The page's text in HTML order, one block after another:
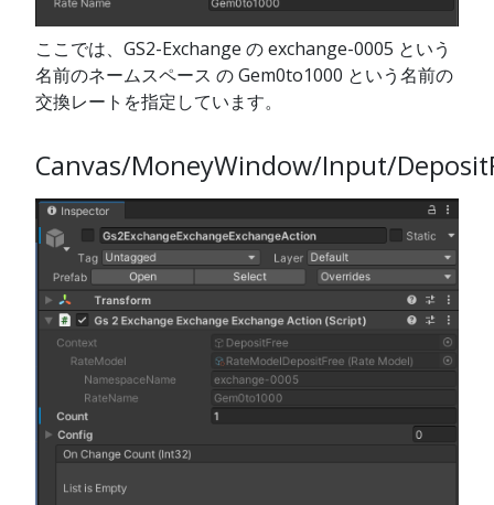
ここでは、GS2-Exchange の exchange-0005 という
名前のネームスペース の Gem0to1000 という名前の
交換レートを指定しています。
Canvas/MoneyWindow/Input/